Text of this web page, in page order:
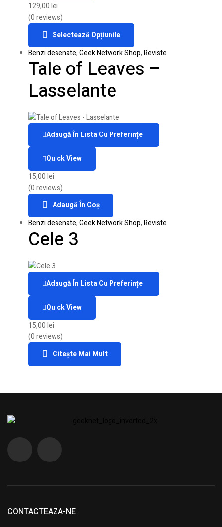
129,00lei
(0 reviews)
Selectează Opțiunile
Benzi desenate,Geek Network Shop,Reviste
Tale of Leaves –
Lasselante
Adaugă În Lista Cu Preferințe
Quick View
15,00lei
(0 reviews)
Adaugă În Coș
Benzi desenate,Geek Network Shop,Reviste
Cele 3
Adaugă În Lista Cu Preferințe
Quick View
15,00lei
(0 reviews)
Citește Mai Mult
CONTACTEAZA-NE